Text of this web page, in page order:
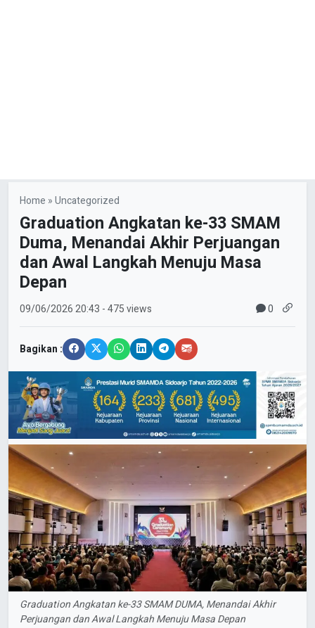
Home »Uncategorized
Graduation Angkatan ke-33 SMAM
Duma, Menandai Akhir Perjuangan
dan Awal Langkah Menuju Masa
Depan
09/06/202620:43 - 475 views 0
Bagikan :
Graduation Angkatan ke-33 SMAM DUMA, Menandai Akhir
Perjuangan dan Awal Langkah Menuju Masa Depan